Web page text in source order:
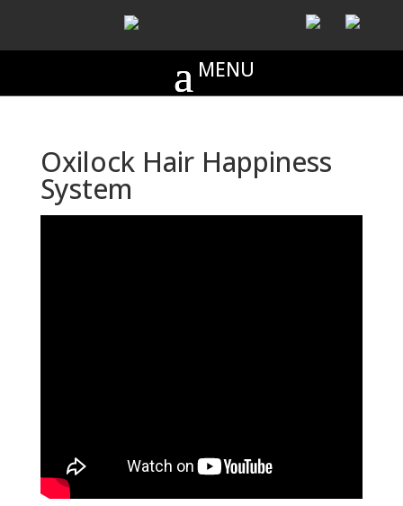
Oxilock Hair Happiness
System